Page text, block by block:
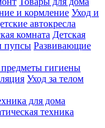
и кормление Уход и
автокресла
комната Детская
пупсы Развивающие
гигиены
Уход за телом
для дома
техника